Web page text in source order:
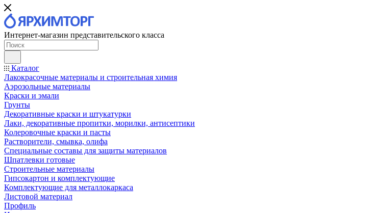
Интернет-магазин представительского класса
Каталог
Лакокрасочные материалы и строительная химия
Аэрозольные материалы
Краски и эмали
Грунты
Декоративные краски и штукатурки
Лаки, декоративные пропитки, морилки, антисептики
Колеровочные краски и пасты
Растворители, смывка, олифа
Специальные составы для защиты материалов
Шпатлевки готовые
Строительные материалы
Гипсокартон и комплектующие
Комплектующие для металлокаркаса
Листовой материал
Профиль